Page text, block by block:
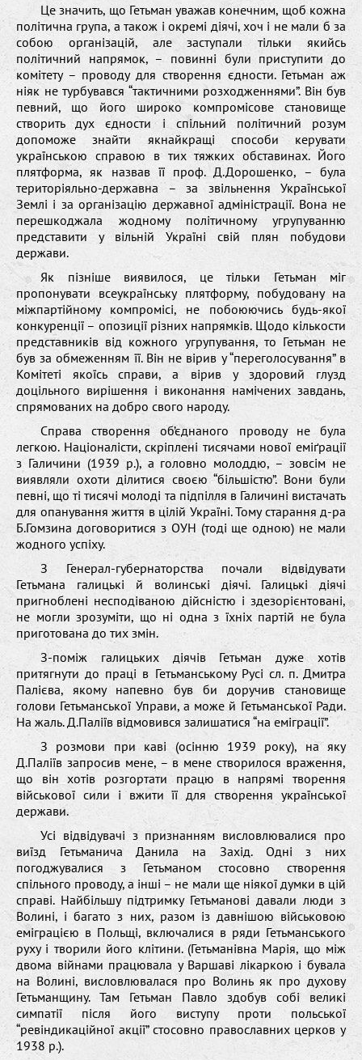
Це значить, що Гетьман уважав конечним, щоб кожна
політична група, а також і окремі діячі, хоч і не мали б за
собою організацій, але заступали тільки якийсь
політичний напрямок, – повинні були приступити до
комітету – проводу для створення єдности. Гетьман аж
ніяк не турбувався “тактичними розходженнями”. Він був
певний, що його широко компромісове становище
створить дух єдности і спільний політичний розум
допоможе знайти якнайкращі способи керувати
українською справою в тих тяжких обставинах. Його
плятформа, як назвав її проф. Д.Дорошенко, – була
територіяльно-державна – за звільнення Української
Землі і за організацію державної адміністрації. Вона не
перешкоджала жодному політичному угрупуванню
представити у вільній Україні свій плян побудови
держави.
Як пізніше виявилося, це тільки Гетьман міг
пропонувати всеукраїнську плятформу, побудовану на
міжпартійному компромісі, не побоюючись будь-якої
конкуренції – опозиції різних напрямків. Щодо кількости
представників від кожного угрупування, то Гетьман не
був за обмеженням її. Він не вірив у “переголосування” в
Комітеті якоїсь справи, а вірив у здоровий глузд
доцільного вирішення і виконання намічених завдань,
спрямованих на добро свого народу.
Справа створення об’єднаного проводу не була
легкою. Націоналісти, скріплені тисячами нової еміґрації
з Галичини (1939 р.), а головно молоддю, – зовсім не
виявляли охоти ділитися своєю “більшістю”. Вони були
певні, що ті тисячі молоді та підпілля в Галичині вистачать
для опанування життя в цілій Україні. Тому старання д-ра
Б.Гомзина договоритися з ОУН (тоді ще одною) не мали
жодного успіху.
З Генерал-губернаторства почали відвідувати
Гетьмана галицькі й волинські діячі. Галицькі діячі
пригноблені несподіваною дійсністю і здезорієнтовані,
не могли зрозуміти, що ні одна з їхніх партій не була
приготована до тих змін.
З-поміж галицьких діячів Гетьман дуже хотів
притягнути до праці в Гетьманському Русі сл. п. Дмитра
Палієва, якому напевно був би доручив становище
голови Гетьманської Управи, а може й Гетьманської Ради.
На жаль. Д.Паліїв відмовився залишатися “на еміграції”.
З розмови при каві (осінню 1939 року), на яку
Д.Паліїв запросив мене, – в мене створилося враження,
що він хотів розгортати працю в напрямі творення
військової сили і вжити її для створення української
держави.
Усі відвідувачі з признанням висловлювалися про
виїзд Гетьманича Данила на Захід. Одні з них
погоджувалися з Гетьманом стосовно створення
спільного проводу, а інші – не мали ще ніякої думки в цій
справі. Найбільшу підтримку Гетьманові давали люди з
Волині, і багато з них, разом із давнішою військовою
еміграцією в Польщі, включалися в ряди Гетьманського
руху і творили його клітини. (Гетьманівна Марія, що між
двома війнами працювала у Варшаві лікаркою і бувала
на Волині, висловлювалася про Волинь як про духову
Гетьманщину. Там Гетьман Павло здобув собі великі
симпатії після його виступу проти польської
“ревіндикаційної акції” стосовно православних церков у
1938 р.).